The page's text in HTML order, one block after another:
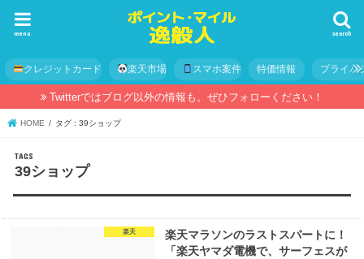
search
menu
クレジットカード 楽天市場 スマホ案件 特価情報 プライバ
Twitterではブログ以外の情報も。ぜひフォローください！
HOME タグ : 39ショップ
39ショップ
楽天
楽天マラソンのラストスパートに！
「楽天ヤマダ電機で、サーフェスが